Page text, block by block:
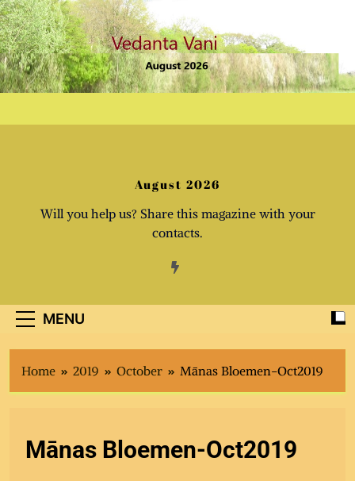
Skip
to
content
August 2026
Will you help us? Share this magazine with your
contacts.
MENU
Home 2019 October Mānas Bloemen-Oct2019
Mānas Bloemen-Oct2019